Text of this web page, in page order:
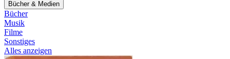
Bücher & Medien
Bücher
Musik
Filme
Sonstiges
Alles anzeigen